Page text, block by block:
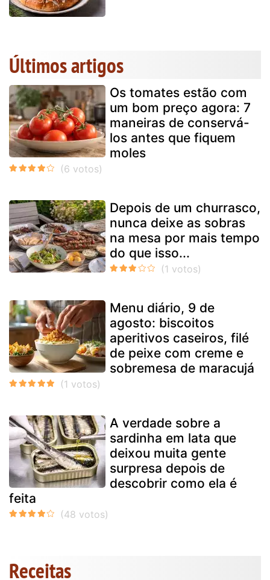
Últimos artigos
Os tomates estão com
um bom preço agora: 7
maneiras de conservá-
los antes que fiquem
moles
Depois de um churrasco,
nunca deixe as sobras
na mesa por mais tempo
do que isso...
Menu diário, 9 de
agosto: biscoitos
aperitivos caseiros, filé
de peixe com creme e
sobremesa de maracujá
A verdade sobre a
sardinha em lata que
deixou muita gente
surpresa depois de
descobrir como ela é
feita
Receitas